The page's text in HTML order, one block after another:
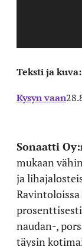
Teksti ja kuva:
Kysyn vaan
Sonaatti
mukaan
ja
naudan-,
täysin